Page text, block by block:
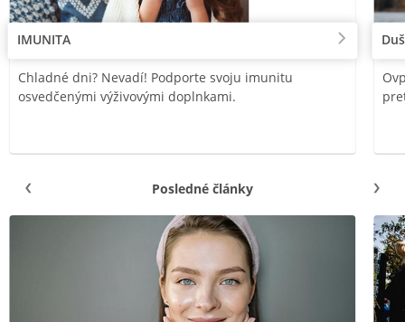
IMUNITA
Chladné dni? Nevadí! Podporte svoju imunitu
osvedčenými výživovými doplnkami.
Posledné články